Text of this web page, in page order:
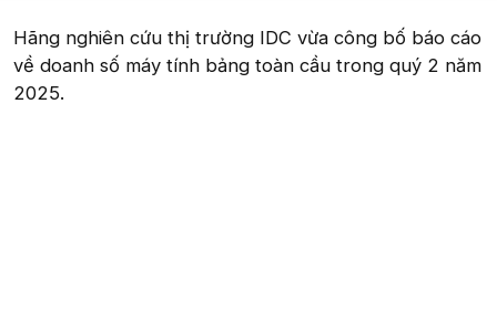
Hãng nghiên cứu thị trường IDC vừa công bố báo cáo
về doanh số máy tính bảng toàn cầu trong quý 2 năm
2025.